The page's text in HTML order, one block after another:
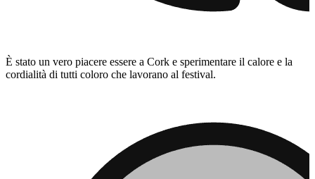
È stato un vero piacere essere a Cork e sperimentare il calore e la
cordialità di tutti coloro che lavorano al festival.